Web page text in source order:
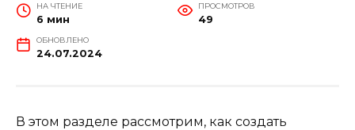
НА ЧТЕНИЕ
6 мин
ПРОСМОТРОВ
49
ОБНОВЛЕНО
24.07.2024
В этом разделе рассмотрим, как создать